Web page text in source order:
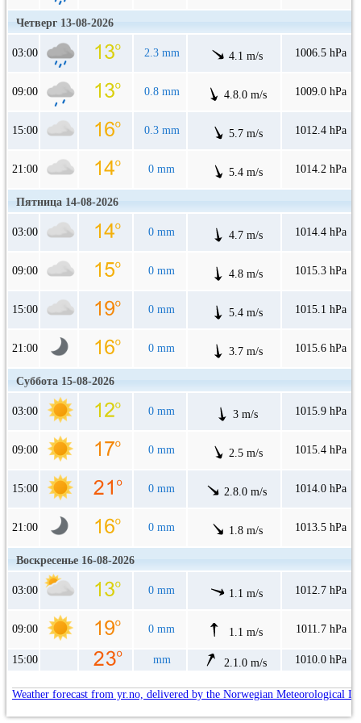
Четверг 13-08-2026
03:00 2.3 mm 4.1 m/s 1006.5 hPa
09:00 0.8 mm 4.8.0 m/s 1009.0 hPa
15:00 0.3 mm 5.7 m/s 1012.4 hPa
21:00 0 mm 5.4 m/s 1014.2 hPa
Пятница 14-08-2026
03:00 0 mm 4.7 m/s 1014.4 hPa
09:00 0 mm 4.8 m/s 1015.3 hPa
15:00 0 mm 5.4 m/s 1015.1 hPa
21:00 0 mm 3.7 m/s 1015.6 hPa
Суббота 15-08-2026
03:00 0 mm 3 m/s 1015.9 hPa
09:00 0 mm 2.5 m/s 1015.4 hPa
15:00 0 mm 2.8.0 m/s 1014.0 hPa
21:00 0 mm 1.8 m/s 1013.5 hPa
Воскресенье 16-08-2026
03:00 0 mm 1.1 m/s 1012.7 hPa
09:00 0 mm 1.1 m/s 1011.7 hPa
15:00 mm 2.1.0 m/s 1010.0 hPa
Weather forecast from yr.no, delivered by the Norwegian Meteorological